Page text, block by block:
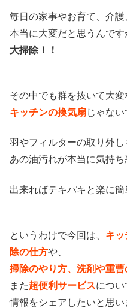
毎日の家事やお育て、介
本当に大変だと思うんです
大掃除！！
その中でも群を抜いて大変
キッチンの換気扇じゃない
羽やフィルターの取り外し
あの油汚れが本当に気持ち
出来ればテキパキと楽に簡
というわけで今回は、 キ
除の仕方や、
掃除のやり方、洗剤や重曹
また超便利サービスについ
情報をシェアしたいと思い